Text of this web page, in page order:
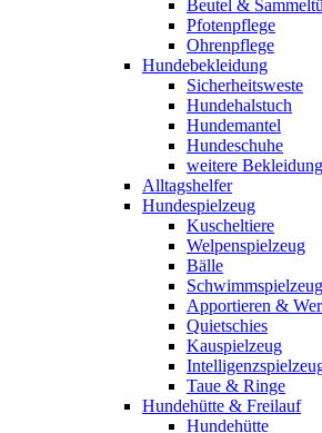
Beutel &
Pfotenpflege
Ohrenpflege
Hundebekleidung
Sicherheitsweste
Hundehalstuch
Hundemantel
Hundeschuhe
weitere Bekleidung
Alltagshelfer
Hundespielzeug
Kuscheltiere
Welpenspielzeug
Bälle
Schwimmspielzeug
Apportieren &
Quietschies
Kauspielzeug
Taue & Ringe
Hundehütte & Freilauf
Hundehütte